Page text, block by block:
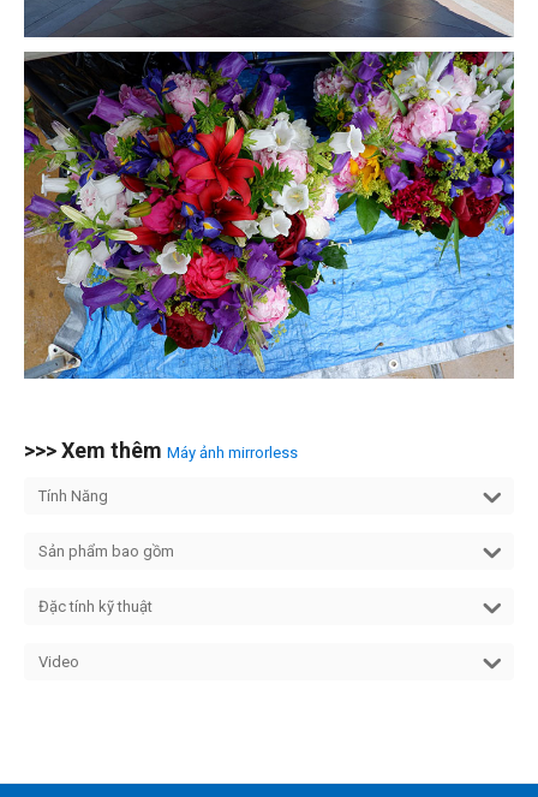
>>> Xem thêm Máy ảnh mirrorless
Tính Năng
Sản phẩm bao gồm
Đặc tính kỹ thuật
Video